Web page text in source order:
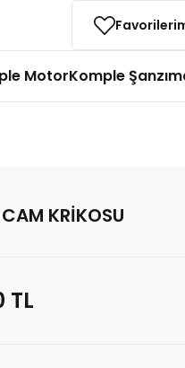
MotorKomple
KRİKOSU
TL